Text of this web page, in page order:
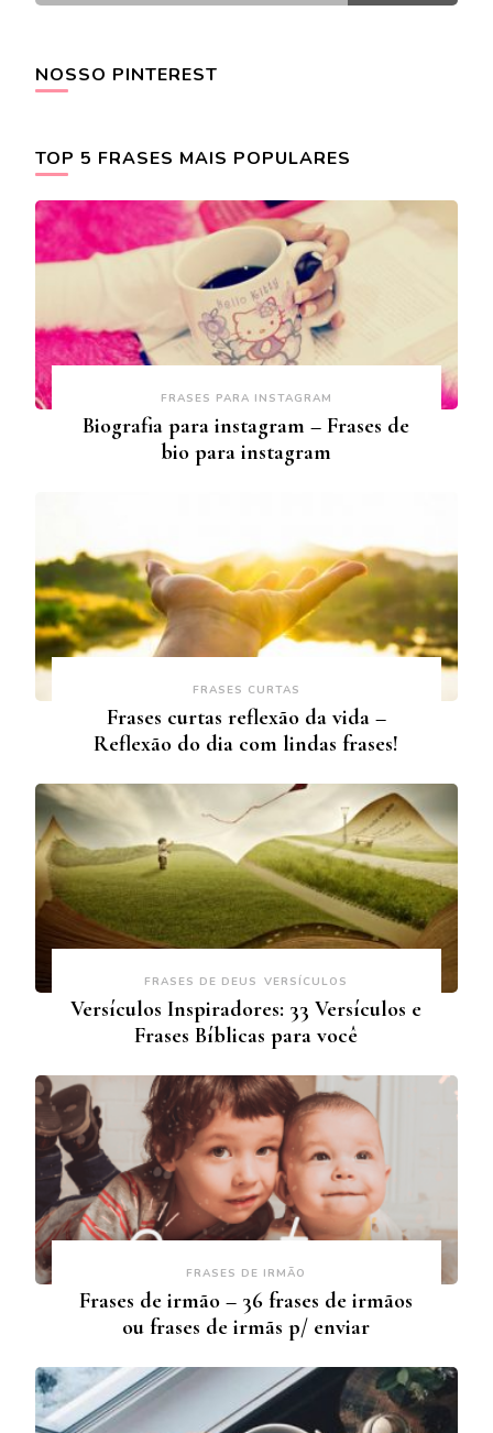
NOSSO PINTEREST
TOP 5 FRASES MAIS POPULARES
FRASES PARA INSTAGRAM
Biografia para instagram – Frases de
bio para instagram
FRASES CURTAS
Frases curtas reflexão da vida –
Reflexão do dia com lindas frases!
FRASES DE DEUS VERSÍCULOS
Versículos Inspiradores: 33 Versículos e
Frases Bíblicas para você
FRASES DE IRMÃO
Frases de irmão – 36 frases de irmãos
ou frases de irmãs p/ enviar